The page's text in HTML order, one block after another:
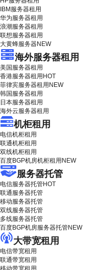
IBM服务器租用
华为服务器租用
浪潮服务器租用
联想服务器租用
大黄蜂服务器NEW
海外服务器租用
美国服务器租用
香港服务器租用 HOT
菲律宾服务器租用 NEW
韩国服务器租用
日本服务器租用
海外云服务器租用
机柜租用
电信机柜租用
联通机柜租用
双线机柜租用
百度BGP机房机柜租用 NEW
服务器托管
电信服务器托管HOT
联通服务器托管
移动服务器托管
双线服务器托管
多线服务器托管
百度BGP机房服务器托管NEW
大带宽租用
电信带宽租用
联通带宽租用
移动带宽租用